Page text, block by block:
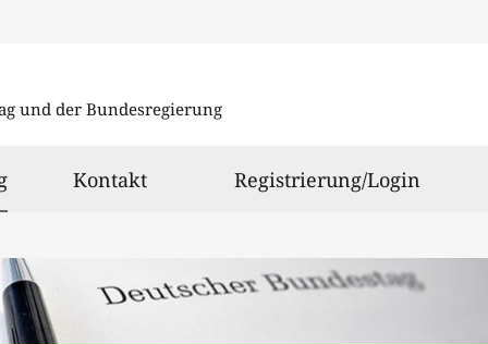
und der Bundesregierung
ausgewählt
Kontakt Registrierung/Login